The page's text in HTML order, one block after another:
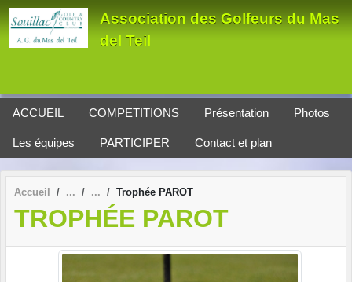
Association des Golfeurs du Mas
del Teil
ACCUEIL COMPETITIONS Présentation Photos
Les équipes PARTICIPER Contact et plan
Accueil Trophée PAROT
TROPHÉE PAROT
Panneau de gestion des cookies